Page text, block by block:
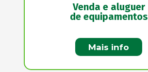
Venda e aluguer
de equipamentos
Mais info